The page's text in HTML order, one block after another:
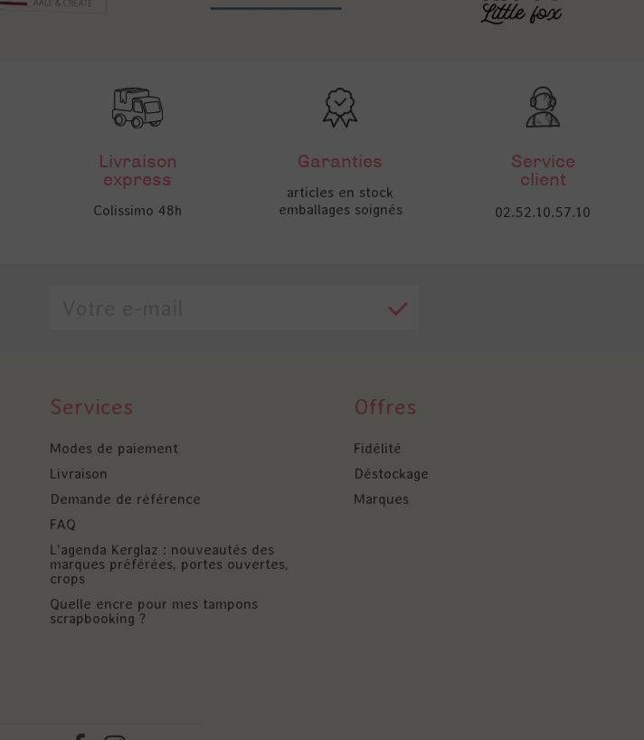
Livraison
express
Colissimo 48h
Garanties
articles en stock
emballages soignés
Service
client
02.52.10.57.10
Services
Modes de paiement
Livraison
Demande de référence
FAQ
L'agenda Kerglaz : nouveautés des
marques préférées, portes ouvertes,
crops
Quelle encre pour mes tampons
scrapbooking ?
Offres
Fidélité
Déstockage
Marques